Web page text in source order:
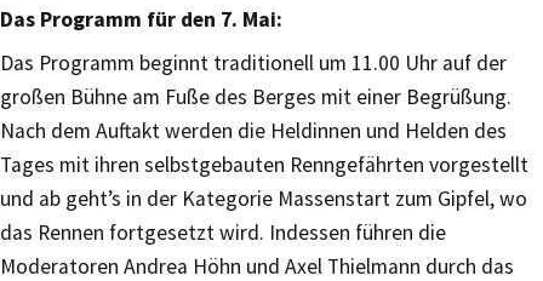
Das Programm für den 7. Mai:
Das Programm beginnt traditionell um 11.00 Uhr auf der
großen Bühne am Fuße des Berges mit einer Begrüßung.
Nach dem Auftakt werden die Heldinnen und Helden des
Tages mit ihren selbstgebauten Renngefährten vorgestellt
und ab geht’s in der Kategorie Massenstart zum Gipfel, wo
das Rennen fortgesetzt wird. Indessen führen die
Moderatoren Andrea Höhn und Axel Thielmann durch das